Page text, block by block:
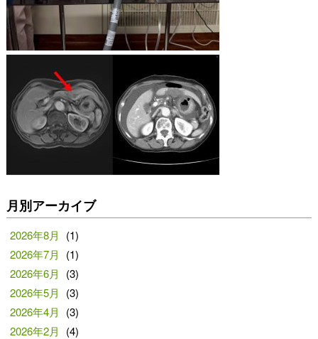
月別アーカイブ
2026年8月
(1)
2026年7月
(1)
2026年6月
(3)
2026年5月
(3)
2026年4月
(3)
2026年2月
(4)